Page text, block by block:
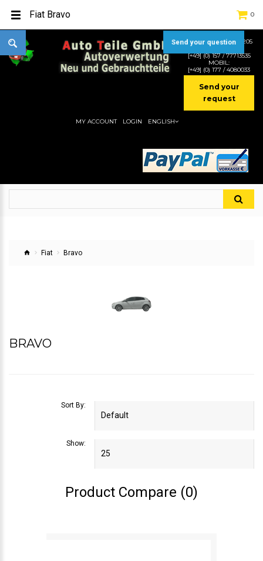
TEL:[+49] (0) 2232-5205
MOBIL:
[+49] (0) 157 / 77713535
MOBIL:
[+49] (0) 177 / 4080033
Send your
request
0
MY ACCOUNT LOGIN ENGLISH
Fiat Bravo
BRAVO
Sort By:
Show:
Product Compare (0)
Fiat Bravo
Send your question